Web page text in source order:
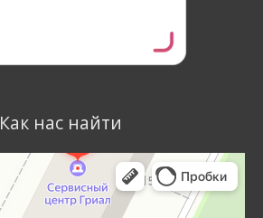
Как нас найти